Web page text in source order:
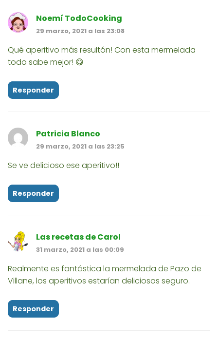
Noemí TodoCooking
29 marzo, 2021 a las 23:08
Qué aperitivo más resultón! Con esta mermelada
todo sabe mejor! 😋
Responder
Patricia Blanco
29 marzo, 2021 a las 23:25
Se ve delicioso ese aperitivo!!
Responder
Las recetas de Carol
31 marzo, 2021 a las 00:09
Realmente es fantástica la mermelada de Pazo de
Villane, los aperitivos estarían deliciosos seguro.
Responder